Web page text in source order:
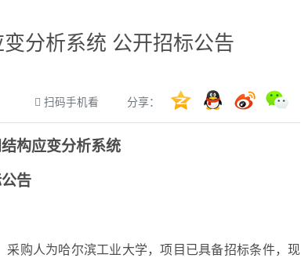
分析系统 公开招标公告
扫码手机看 分享：
构应变分析系统
告
采购人为哈尔滨工业大学，项目已具备招标条件，现